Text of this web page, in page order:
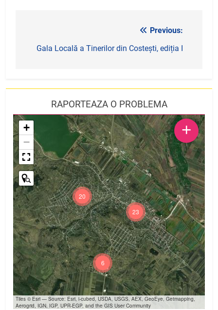
Previous:
Gala Locală a Tinerilor din Costești, ediția I
RAPORTEAZA O PROBLEMA
23
20
6
+
−
Tiles © Esri — Source: Esri, i-cubed, USDA, USGS, AEX, GeoEye, Getmapping,
Aerogrid, IGN, IGP, UPR-EGP, and the GIS User Community
+